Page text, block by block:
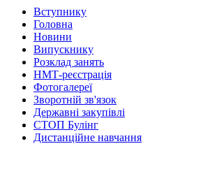
Вступнику
Головна
Новини
Випускнику
Розклад занять
НМТ-реєстрація
Фотогалереї
Зворотній зв'язок
Державні закупівлі
СТОП Булінг
Дистанційне навчання